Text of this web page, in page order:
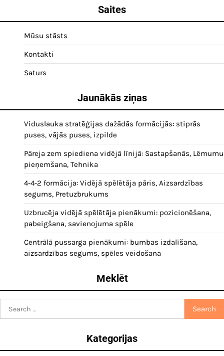
Saites
Mūsu stāsts
Kontakti
Saturs
Jaunākās ziņas
Viduslauka stratēģijas dažādās formācijās: stiprās
puses, vājās puses, izpilde
Pāreja zem spiediena vidējā līnijā: Sastapšanās, Lēmumu
pieņemšana, Tehnika
4-4-2 formācija: Vidējā spēlētāja pāris, Aizsardzības
segums, Pretuzbrukums
Uzbrucēja vidējā spēlētāja pienākumi: pozicionēšana,
pabeigšana, savienojuma spēle
Centrālā pussarga pienākumi: bumbas izdalīšana,
aizsardzības segums, spēles veidošana
Meklēt
for:
Kategorijas